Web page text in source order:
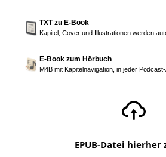
TXT zu E-Book
Kapitel, Cover und Illustrationen werden
E-Book zum Hörbuch
M4B mit Kapitelnavigation, in jeder
EPUB-Datei hierher